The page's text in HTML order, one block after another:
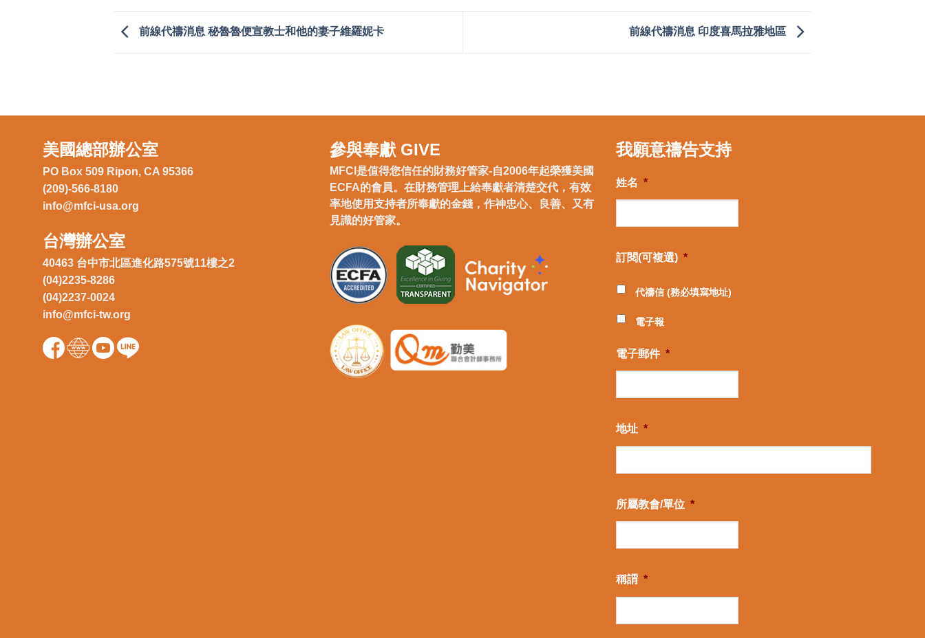
前線代禱消息 秘魯魯便宣教士和他的妻子維羅妮卡 前線代禱消息 印度喜馬拉雅地區
美國總部辦公室
PO Box 509 Ripon, CA 95366
(209)-566-8180
info@mfci-usa.org
台灣辦公室
40463 台中市北區進化路575號11樓之2
(04)2235-8286
(04)2237-0024
info@mfci-tw.org
參與奉獻 GIVE
MFCI是值得您信任的財務好管家-自2006年起榮獲美國
ECFA的會員。在財務管理上給奉獻者清楚交代，有效
率地使用支持者所奉獻的金錢，作神忠心、良善、又有
見識的好管家。
我願意禱告支持
姓名 *
訂閱(可複選) *
代禱信 (務必填寫地址)
電子報
電子郵件 *
地址 *
所屬教會/單位 *
稱謂 *